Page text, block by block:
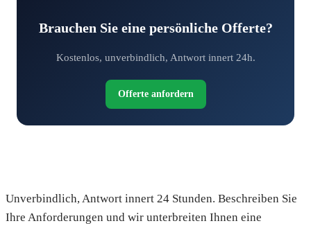
Brauchen Sie eine persönliche Offerte?
Kostenlos, unverbindlich, Antwort innert 24h.
Offerte anfordern
Unverbindlich, Antwort innert 24 Stunden. Beschreiben Sie
Ihre Anforderungen und wir unterbreiten Ihnen eine